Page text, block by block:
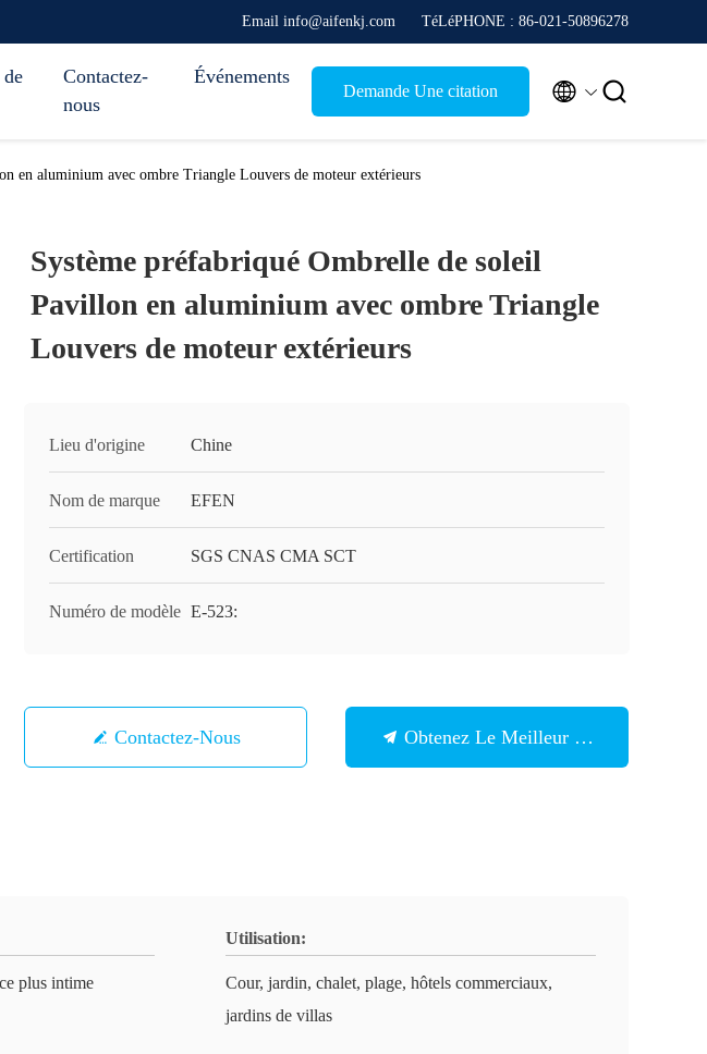
Email info@aifenkj.com TéLéPHONE : 86-021-50896278
Contactez-
nous
Événements
Demande Une citation  
en aluminium avec ombre Triangle Louvers de moteur extérieurs
Système préfabriqué Ombrelle de soleil
Pavillon en aluminium avec ombre Triangle
Louvers de moteur extérieurs
Lieu d'origine Chine
Nom de marque EFEN
Certification SGS CNAS CMA SCT
Numéro de modèle E-523:
Contactez-Nous Obtenez Le Meilleur Prix
plus intime
Utilisation:
Cour, jardin, chalet, plage, hôtels commerciaux,
jardins de villas